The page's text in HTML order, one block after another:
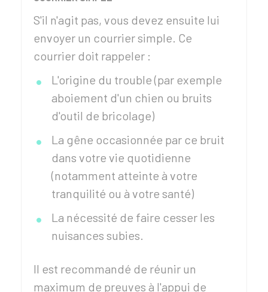
S'il n'agit pas, vous devez ensuite lui
envoyer un courrier simple. Ce
courrier doit rappeler :
L'origine du trouble (par exemple
aboiement d'un chien ou bruits
d'outil de bricolage)
La gêne occasionnée par ce bruit
dans votre vie quotidienne
(notamment atteinte à votre
tranquilité ou à votre santé)
La nécessité de faire cesser les
nuisances subies.
Il est recommandé de réunir un
maximum de preuves à l'appui de